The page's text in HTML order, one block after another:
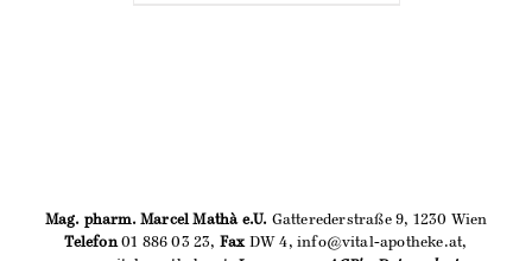
Mag. pharm. Marcel Mathà e.U. Gatterederstraße 9, 1230 Wien
Telefon01 886 03 23, FaxDW 4, info@vital-apotheke.at,